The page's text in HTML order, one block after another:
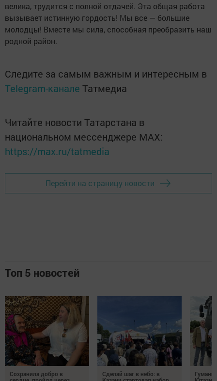
велика, трудится с полной отдачей. Эта общая работа
вызывает истинную гордость! Мы все — большие
молодцы! Вместе мы сила, способная преобразить наш
родной район.
Следите за самым важным и интересным в
Telegram-канале Татмедиа
Читайте новости Татарстана в
национальном мессенджере MАХ:
https://max.ru/tatmedia
Перейти на страницу новости
Топ 5 новостей
Сохранила добро в
Сделай шаг в небо: в